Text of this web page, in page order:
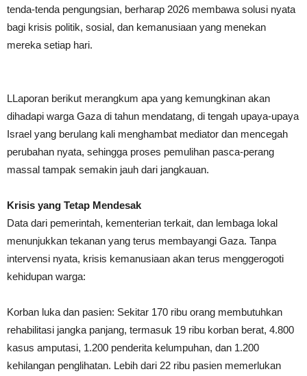
tenda-tenda pengungsian, berharap 2026 membawa solusi nyata
bagi krisis politik, sosial, dan kemanusiaan yang menekan
mereka setiap hari.
LLaporan berikut merangkum apa yang kemungkinan akan
dihadapi warga Gaza di tahun mendatang, di tengah upaya-upaya
Israel yang berulang kali menghambat mediator dan mencegah
perubahan nyata, sehingga proses pemulihan pasca-perang
massal tampak semakin jauh dari jangkauan.
Krisis yang Tetap Mendesak
Data dari pemerintah, kementerian terkait, dan lembaga lokal
menunjukkan tekanan yang terus membayangi Gaza. Tanpa
intervensi nyata, krisis kemanusiaan akan terus menggerogoti
kehidupan warga:
Korban luka dan pasien: Sekitar 170 ribu orang membutuhkan
rehabilitasi jangka panjang, termasuk 19 ribu korban berat, 4.800
kasus amputasi, 1.200 penderita kelumpuhan, dan 1.200
kehilangan penglihatan. Lebih dari 22 ribu pasien memerlukan